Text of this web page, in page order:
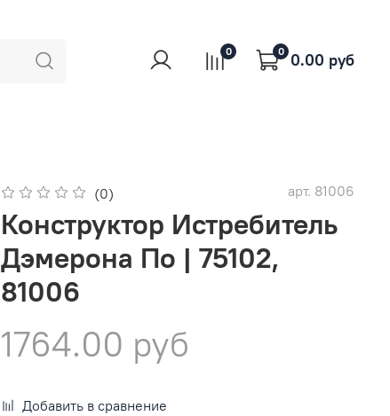
0 0 0.00 руб
(0) арт. 81006
Конструктор Истребитель
Дэмерона По | 75102,
81006
1764.00 руб
Добавить в сравнение